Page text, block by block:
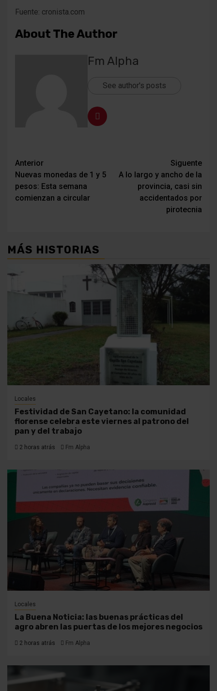
Fuente: cronista.com
About The Author
Fm Alpha
See author's posts
Navegación
de
entradas
Anterior
Nuevas monedas de 1 y 5
pesos: Esta semana
comienzan a circular
Siguente
A lo largo y ancho de la
provincia, casi sin
accidentados por
pirotecnia
MÁS HISTORIAS
Locales
Festividad de San Cayetano: la comunidad
florense celebra este viernes al patrono del
pan y del trabajo
2 horas atrás Fm Alpha
Locales
La Buena Noticia: las buenas prácticas del
agro abren las puertas de los mejores negocios
2 horas atrás Fm Alpha